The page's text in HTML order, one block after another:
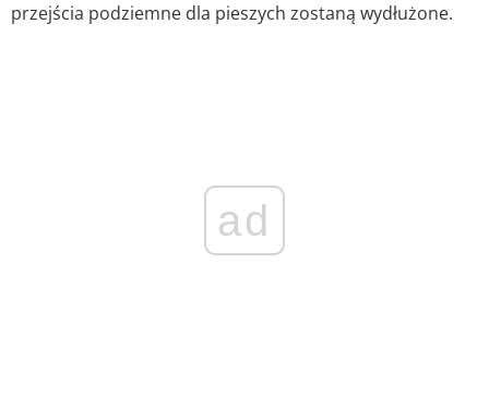
przejścia podziemne dla pieszych zostaną wydłużone.
ad